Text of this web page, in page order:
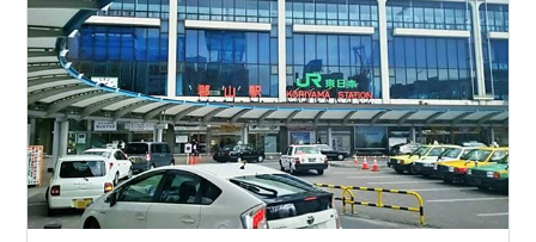
駅名
よみ
「えき」は略
いわき駅 いわき
赤井駅 あかい
小川郷駅 おがわごう
江田駅 えだ